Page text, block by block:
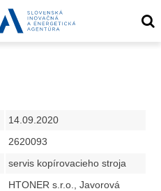
14.09.2020
2620093
servis kopírovacieho stroja
HTONER s.r.o., Javorová